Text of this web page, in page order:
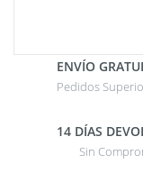
ENVÍO
Pedidos
14 DÍAS
Sin